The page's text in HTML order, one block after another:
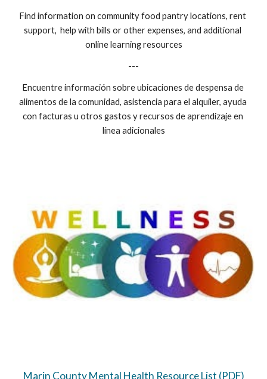
Find information on community food pantry locations, rent
support,  help with bills or other expenses, and additional
online learning resources
---
Encuentre información sobre ubicaciones de despensa de
alimentos de la comunidad, asistencia para el alquiler, ayuda
con facturas u otros gastos y recursos de aprendizaje en
línea adicionales
Marin County Mental Health Resource List (PDF)